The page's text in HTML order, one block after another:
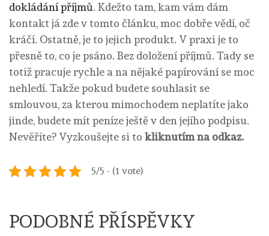
dokládání příjmů. Kdežto tam, kam vám dám
kontakt já zde v tomto článku, moc dobře vědí, oč
kráčí. Ostatně, je to jejich produkt. V praxi je to
přesně to, co je psáno. Bez doložení příjmů. Tady se
totiž pracuje rychle a na nějaké papírování se moc
nehledí. Takže pokud budete souhlasit se
smlouvou, za kterou mimochodem neplatíte jako
jinde, budete mít peníze ještě v den jejího podpisu.
Nevěříte? Vyzkoušejte si to kliknutím na odkaz.
5/5 - (1 vote)
PODOBNÉ PŘÍSPĚVKY